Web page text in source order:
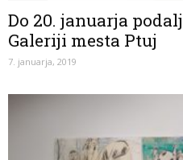
Do 20. januarja
Galeriji mesta Ptuj
7. januarja, 2019